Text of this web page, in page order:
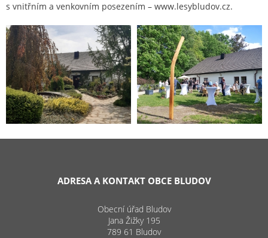
s vnitřním a venkovním posezením – www.lesybludov.cz.
ADRESA A KONTAKT OBCE BLUDOV
Obecní úřad Bludov
Jana Žižky 195
789 61 Bludov